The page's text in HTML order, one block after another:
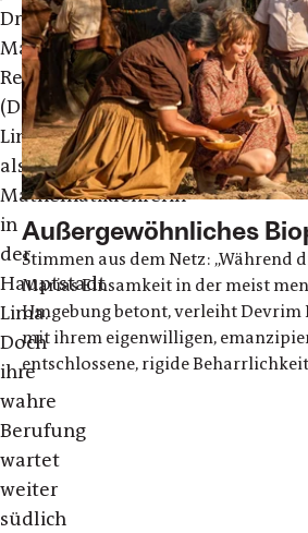
Dresdnerin
Maria
Reiche
(Devrim
Lingnau)
als
Mathematiklehrerin
in
der
Hauptstadt
Lima.
Doch
ihre
wahre
Berufung
wartet
weiter
südlich
Außergewöhnliches
Stimmen aus dem Netz: „Während
Marias Einsamkeit in der meist
Umgebung betont, verleiht
mit ihrem eigenwilligen,
entschlossene, rigide